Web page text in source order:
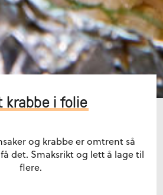
krabbe i folie
og krabbe er omtrent så
det. Smaksrikt og lett å lage til
flere.